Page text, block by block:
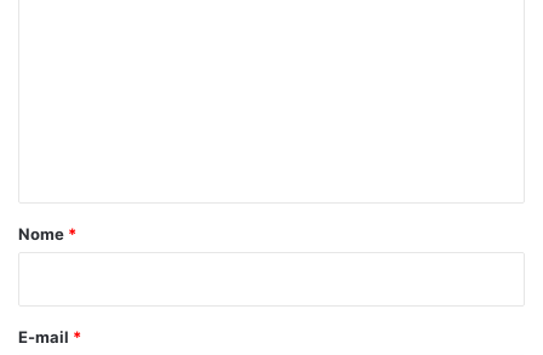
r
*
Nome *
E-mail *